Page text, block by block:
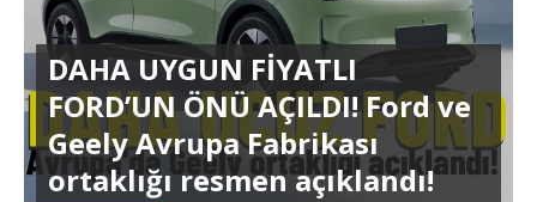
DAHA UYGUN FİYATLI
FORD’UN ÖNÜ AÇILDI! Ford ve
Geely Avrupa Fabrikası
ortaklığı resmen açıklandı!